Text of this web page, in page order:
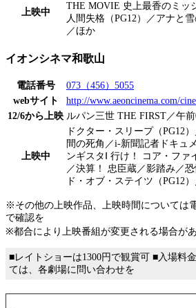
上映中
THE MOVIE 史上最香のミッ
人間失格（PG12）／アナと
／ほか
イオンシネマ和歌山
電話番号
073（456）5055
webサイト
http://www.aeoncinema.com/
12/6から上映 ルパン三世 THE FIRST／午
上映中
ドクター・スリープ（PG12
間の死角／i-新聞記者ドキュ
ンギスタⅠ 行け！ コア・フ
／決算！ 忠臣蔵／影踏み／
ド・オブ・ステイツ（PG12
※その他の上映作品、上映時間については
で確認を
※都合により上映番組が変更される場合が
■レイトショーは1300円で観賞可 ■入場料
ては、各劇場に問い合わせを